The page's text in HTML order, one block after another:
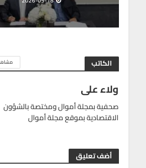
الكاتب
ولاء على
صحفية بمجلة أموال ومختصة بالشؤون
الاقتصادية بموقع مجلة أموال
أضف تعليق